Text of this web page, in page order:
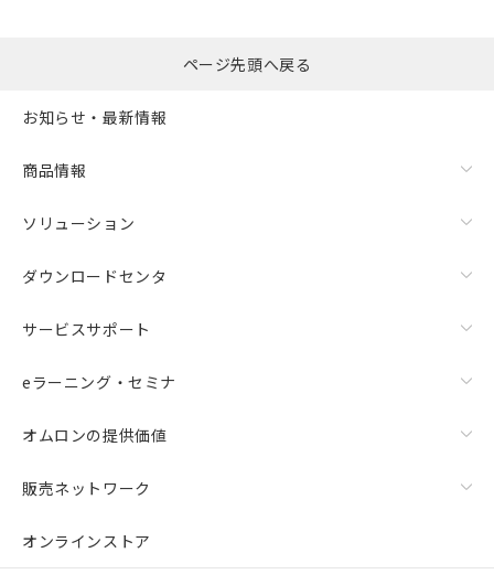
括ダウンロード
ページ先頭へ戻る
お知らせ・最新情報
商品情報
ソリューション
ダウンロードセンタ
サービスサポート
eラーニング・セミナ
オムロンの提供価値
販売ネットワーク
オンラインストア